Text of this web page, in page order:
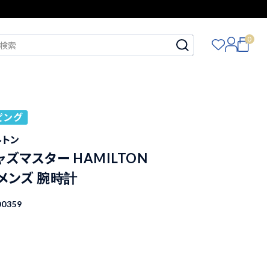
0
ング
ン
ズマスター HAMILTON
ンズ 腕時計